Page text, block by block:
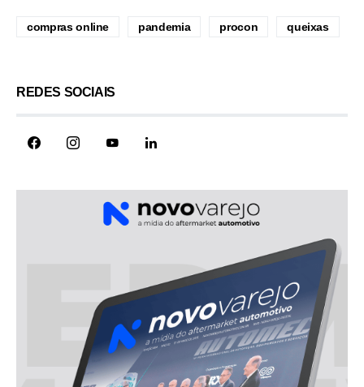
compras online pandemia procon queixas
REDES SOCIAIS